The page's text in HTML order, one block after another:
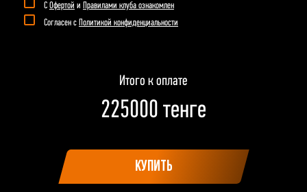
С Офертой и Правилами клуба ознакомлен
Согласен с Политикой конфиденциальности
Итого к оплате
225000 тенге
КУПИТЬ